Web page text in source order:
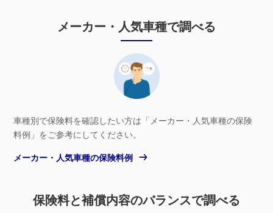
メーカー・人気車種で調べる
車種別で保険料を確認したい方は「メーカー・人気車種の保険
料例」をご参考にしてください。
メーカー・人気車種の保険料例
保険料と補償内容のバランスで調べる